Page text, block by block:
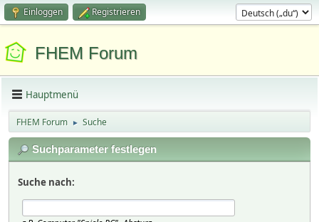
Einloggen Registrieren
FHEM Forum
Hauptmenü
FHEM Forum ► Suche
Suchparameter festlegen
Suche nach: